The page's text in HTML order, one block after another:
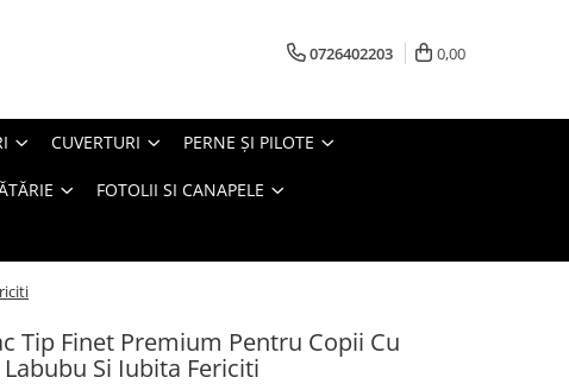
0726402203 0,00
CUVERTURI PERNE ŞI PILOTE
FOTOLII SI CANAPELE
Tip Finet Premium Pentru Copii Cu
Si Iubita Fericiti